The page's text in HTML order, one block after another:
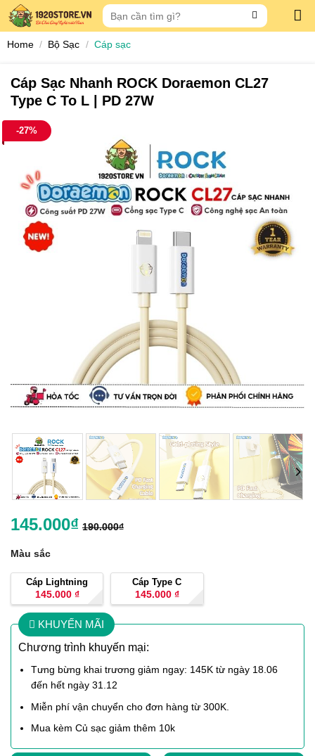
Skip
content
Search
for:
Home / Bộ Sạc / Cáp sạc
Cáp Sạc Nhanh ROCK Doraemon CL27
Type C To L | PD 27W
-27%
145.000₫ 190.000₫
Màu sắc
Cáp Lightning
145.000 ₫
Cáp Type C
145.000 ₫
KHUYẾN MÃI
Chương trình khuyến mại:
Tưng bừng khai trương giảm ngay: 145K từ ngày 18.06
đến hết ngày 31.12
Miễn phí vận chuyển cho đơn hàng từ 300K.
Mua kèm Củ sạc giảm thêm 10k